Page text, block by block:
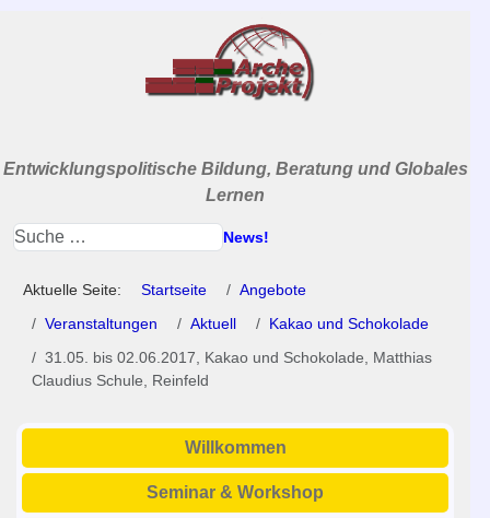
Entwicklungspolitische Bildung, Beratung und Globales
Lernen
News!
Aktuelle Seite: Startseite
Angebote
Veranstaltungen
Aktuell
Kakao und Schokolade
31.05. bis 02.06.2017, Kakao und Schokolade, Matthias
Claudius Schule, Reinfeld
Willkommen
Seminar & Workshop